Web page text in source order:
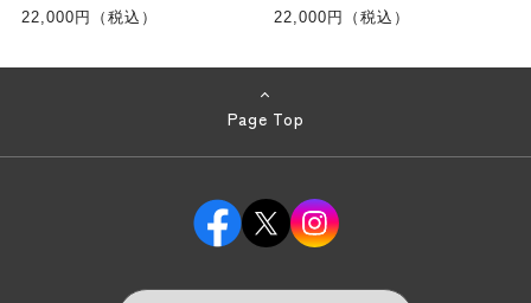
22,000円（税込）
22,000円（税込）
Page Top